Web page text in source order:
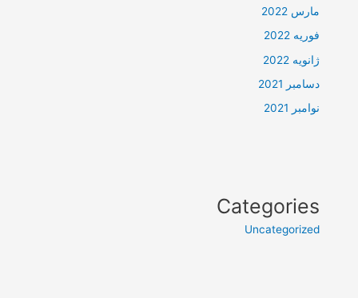
مارس 2022
فوریه 2022
ژانویه 2022
دسامبر 2021
نوامبر 2021
Categories
Uncategorized